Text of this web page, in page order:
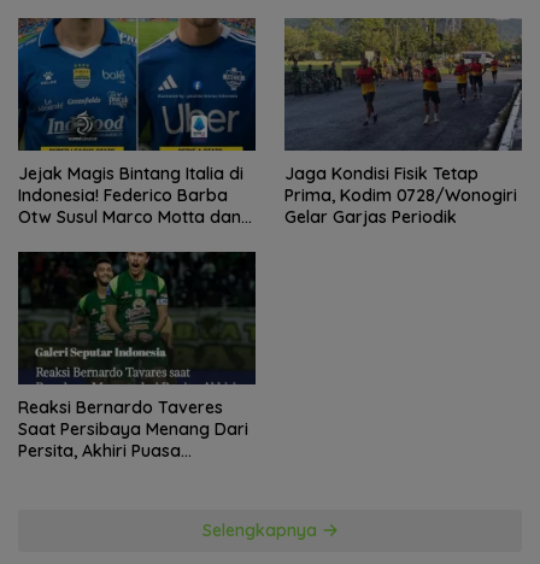
Adi Hidayat
Jejak Magis Bintang Italia di
Indonesia! Federico Barba
Otw Susul Marco Motta dan
Trofi?
Jaga Kondisi Fisik Tetap
Prima, Kodim 0728/Wonogiri
Gelar Garjas Periodik
Reaksi Bernardo Taveres
Saat Persibaya Menang Dari
Persita, Akhiri Puasa
Selengkapnya